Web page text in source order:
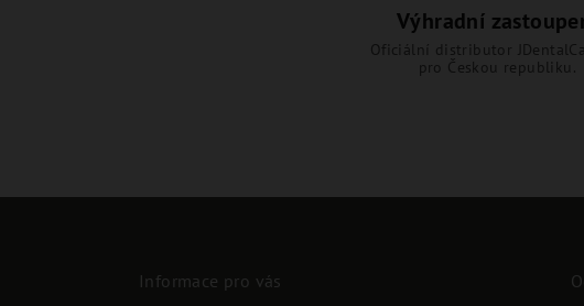
Výhradní
Oficiální distributor
pro Českou republiku.
Informace pro vás